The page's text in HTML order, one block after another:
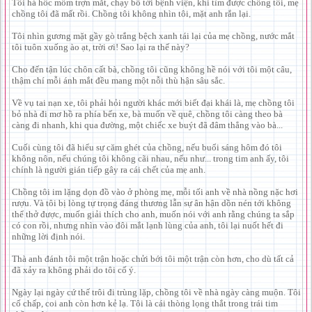
Tôi há hốc mồm trợn mắt, chạy bổ tới bệnh viện, khi tìm được chồng tôi, mẹ
chồng tôi đã mất rồi. Chồng tôi không nhìn tôi, mặt anh rắn lại.
Tôi nhìn gương mặt gầy gò trắng bệch xanh tái lại của mẹ chồng, nước mắt
tôi tuôn xuống ào ạt, trời ơi! Sao lại ra thế này?
Cho đến tận lúc chôn cất bà, chồng tôi cũng không hề nói với tôi một câu,
thậm chí mỗi ánh mắt đều mang một nỗi thù hận sâu sắc.
Về vụ tai nạn xe, tôi phải hỏi người khác mới biết đại khái là, mẹ chồng tôi
bỏ nhà đi mơ hồ ra phía bến xe, bà muốn về quê, chồng tôi càng theo bà
càng đi nhanh, khi qua đường, một chiếc xe buýt đã đâm thẳng vào bà...
Cuối cùng tôi đã hiểu sự căm ghét của chồng, nếu buổi sáng hôm đó tôi
không nôn, nếu chúng tôi không cãi nhau, nếu như... trong tim anh ấy, tôi
chính là người gián tiếp gây ra cái chết của mẹ anh.
Chồng tôi im lặng dọn đồ vào ở phòng mẹ, mỗi tối anh về nhà nồng nặc hơi
rượu. Và tôi bị lòng tự trọng đáng thương lẫn sự ân hận dồn nén tới không
thể thở được, muốn giải thích cho anh, muốn nói với anh rằng chúng ta sắp
có con rồi, nhưng nhìn vào đôi mắt lạnh lùng của anh, tôi lại nuốt hết đi
những lời định nói.
Thà anh đánh tôi một trận hoặc chửi bới tôi một trận còn hơn, cho dù tất cả
đã xảy ra không phải do tôi cố ý.
Ngày lại ngày cứ thế trôi đi trùng lặp, chồng tôi về nhà ngày càng muộn. Tôi
cố chấp, coi anh còn hơn kẻ lạ. Tôi là cái thòng lọng thắt trong trái tim